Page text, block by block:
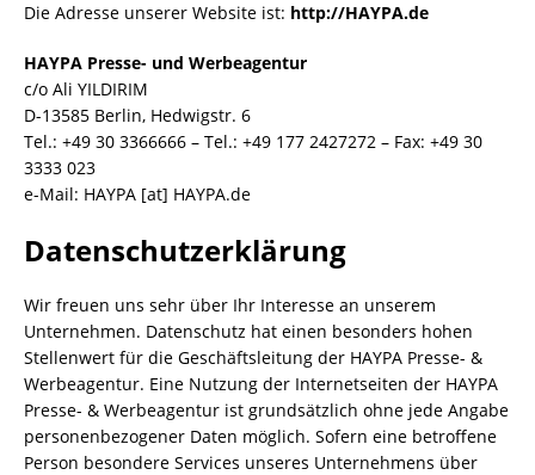
Die Adresse unserer Website ist: http://HAYPA.de
HAYPA Presse- und Werbeagentur
c/o Ali YILDIRIM
D-13585 Berlin, Hedwigstr. 6
Tel.: +49 30 3366666 – Tel.: +49 177 2427272 – Fax: +49 30
3333 023
e-Mail: HAYPA [at] HAYPA.de
Datenschutzerklärung
Wir freuen uns sehr über Ihr Interesse an unserem
Unternehmen. Datenschutz hat einen besonders hohen
Stellenwert für die Geschäftsleitung der HAYPA Presse- &
Werbeagentur. Eine Nutzung der Internetseiten der HAYPA
Presse- & Werbeagentur ist grundsätzlich ohne jede Angabe
personenbezogener Daten möglich. Sofern eine betroffene
Person besondere Services unseres Unternehmens über